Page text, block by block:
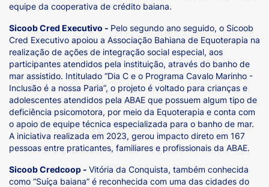
equipe da cooperativa de crédito baiana.
Sicoob Cred Executivo - Pelo segundo ano seguido, o Sicoob
Cred Executivo apoiou a Associação Bahiana de Equoterapia na
realização de ações de integração social especial, aos
participantes atendidos pela instituição, através do banho de
mar assistido. Intitulado “Dia C e o Programa Cavalo Marinho -
Inclusão é a nossa Paria”, o projeto é voltado para crianças e
adolescentes atendidos pela ABAE que possuem algum tipo de
deficiência psicomotora, por meio da Equoterapia e conta com
o apoio de equipe técnica especializada para o banho de mar.
A iniciativa realizada em 2023, gerou impacto direto em 167
pessoas entre praticantes, familiares e profissionais da ABAE.
Sicoob Credcoop - Vitória da Conquista, também conhecida
como “Suíça baiana” é reconhecida com uma das cidades do